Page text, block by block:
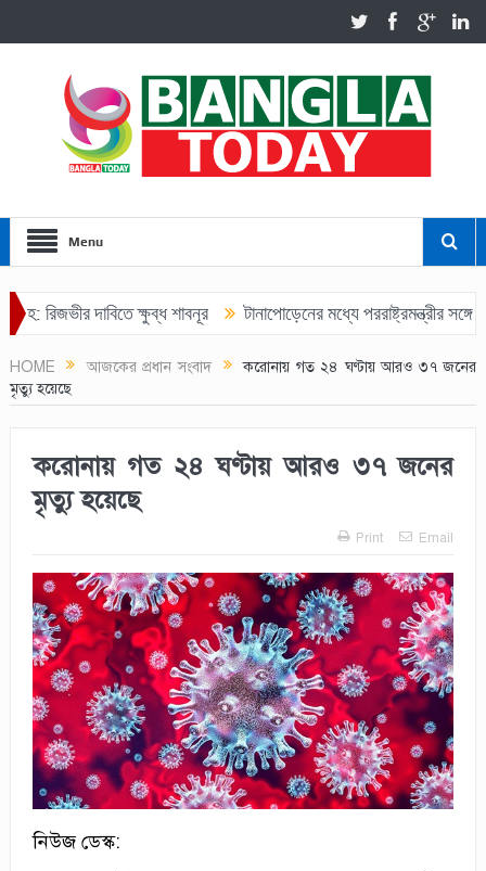
Menu
রিজভীর দাবিতে ক্ষুব্ধ শাবনূর
টানাপোড়েনের মধ্যে পররাষ্ট্রমন্ত্রীর সঙ্গে
HOME আজকের প্রধান সংবাদ
করোনায় গত ২৪ ঘণ্টায় আরও ৩৭ জনের
মৃত্যু হয়েছে
করোনায় গত ২৪ ঘণ্টায় আরও ৩৭ জনের
মৃত্যু হয়েছে
Print Email
নিউজ ডেস্ক: